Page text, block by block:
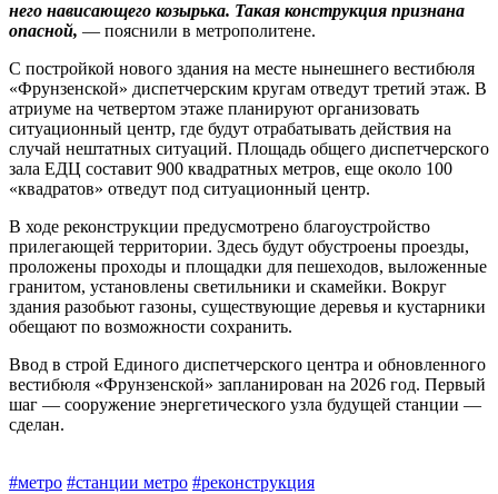
него нависающего козырька. Такая конструкция признана
опасной, — пояснили в метрополитене.
С постройкой нового здания на месте нынешнего вестибюля
«Фрунзенской» диспетчерским кругам отведут третий этаж. В
атриуме на четвертом этаже планируют организовать
ситуационный центр, где будут отрабатывать действия на
случай нештатных ситуаций. Площадь общего диспетчерского
зала ЕДЦ составит 900 квадратных метров, еще около 100
«квадратов» отведут под ситуационный центр.
В ходе реконструкции предусмотрено благоустройство
прилегающей территории. Здесь будут ­обустроены проезды,
проложены проходы и площадки для пешеходов, выложенные
гранитом, установлены светильники и скамейки. Вокруг
здания разобьют газоны, существующие деревья и кустарники
обещают по возможности сохранить.
Ввод в строй Единого диспетчерского центра и обновленного
вестибюля «Фрунзенской» запланирован на 2026 год. Первый
шаг — сооружение энергетического узла будущей станции —
сделан.
#метро #станции метро #реконструкция